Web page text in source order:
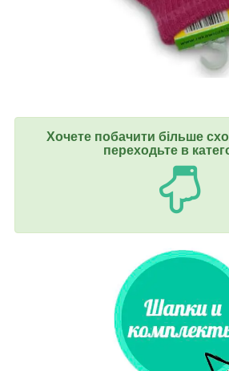
Хочете побачити більше
переходьте в